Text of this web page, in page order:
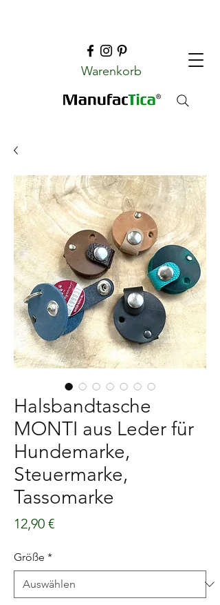
Warenkorb
Halsbandtasche
MONTI aus Leder für
Hundemarke,
Steuermarke,
Tassomarke
12,90 €Preis
Größe *